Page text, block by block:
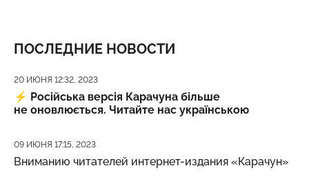
ПОСЛЕДНИЕ НОВОСТИ
Дата публикации
20 ИЮНЯ 12:32, 2023
⚡️ Російська версія Карачуна більше
не оновлюється. Читайте нас українською
Дата публикации
09 ИЮНЯ 17:15, 2023
Вниманию читателей интернет-издания «Карачун»